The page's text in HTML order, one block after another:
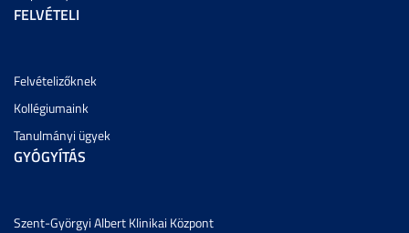
FELVÉTELI
Felvételizőknek
Kollégiumaink
Tanulmányi ügyek
GYÓGYÍTÁS
Szent-Györgyi Albert Klinikai Központ